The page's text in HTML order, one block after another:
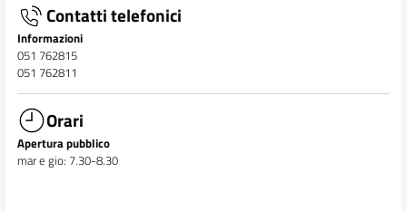
Contatti telefonici
Informazioni
051 762815
051 762811
Orari
Apertura pubblico
mar e gio: 7.30-8.30